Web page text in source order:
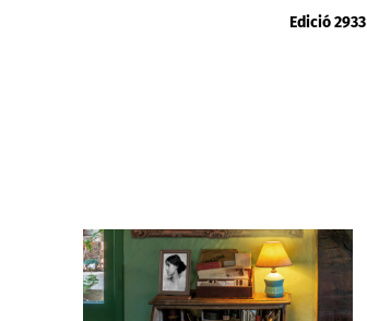
Edició 2933